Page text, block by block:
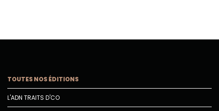
TOUTES NOS ÉDITIONS
L'ADN TRAITS D'CO